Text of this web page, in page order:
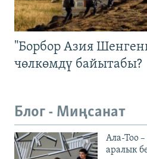
"Борбор Азия
чөлкөмдү байытабы?
Блог - Миңсанат
Ала-Тоо
аралык